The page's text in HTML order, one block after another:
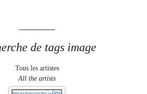
de tags image
Tous les artistes
All the artists